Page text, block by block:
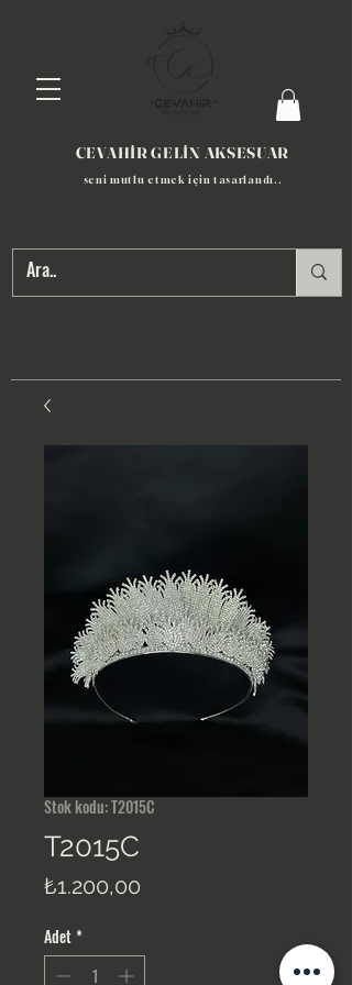
CEVAHİR GELİN AKSESUAR
seni mutlu etmek için tasarlandı​..
Stok kodu: T2015C
T2015C
₺1.200,00
Adet*